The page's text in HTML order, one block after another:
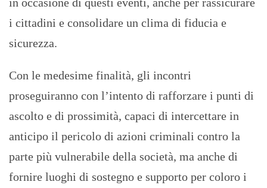
in occasione di questi eventi, anche per rassicurare
i cittadini e consolidare un clima di fiducia e
sicurezza.
Con le medesime finalità, gli incontri
proseguiranno con l’intento di rafforzare i punti di
ascolto e di prossimità, capaci di intercettare in
anticipo il pericolo di azioni criminali contro la
parte più vulnerabile della società, ma anche di
fornire luoghi di sostegno e supporto per coloro i